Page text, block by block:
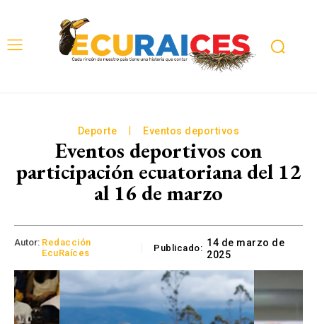
Deporte Eventos deportivos
Eventos deportivos con
participación ecuatoriana del 12
al 16 de marzo
Autor: Redacción
EcuRaíces
Publicado: 14 de marzo de
2025